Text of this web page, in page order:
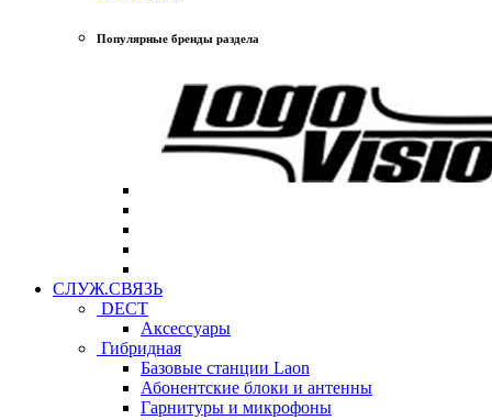
Популярные бренды раздела
СЛУЖ.СВЯЗЬ
DECT
Аксессуары
Гибридная
Базовые станции Laon
Абонентские блоки и антенны
Гарнитуры и микрофоны